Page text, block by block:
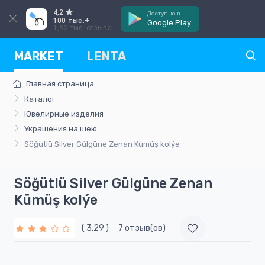
4,2
100 тыс.+
1,92 тыс. отзыва
Доступно в
Google Play
MARKET LENTA
Главная страница
Каталог
Ювелирные изделия
Украшения на шею
Söğütlü Silver Gülgüne Zenan Kümüş kolýe
Söğütlü Silver Gülgüne Zenan
Kümüş kolýe
( 3.29 ) 7 отзыв(ов)